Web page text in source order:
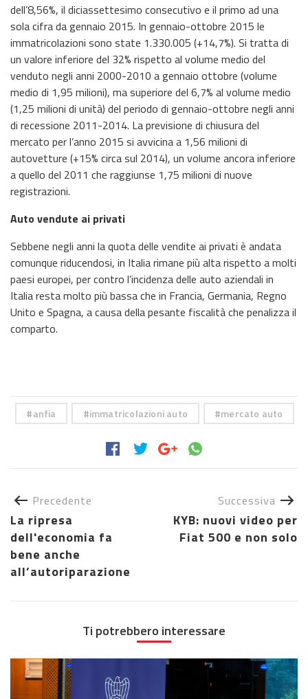
dell’8,56%, il diciassettesimo consecutivo e il primo ad una
sola cifra da gennaio 2015. In gennaio-ottobre 2015 le
immatricolazioni sono state 1.330.005 (+14,7%). Si tratta di
un valore inferiore del 32% rispetto al volume medio del
venduto negli anni 2000-2010 a gennaio ottobre (volume
medio di 1,95 milioni), ma superiore del 6,7% al volume medio
(1,25 milioni di unità) del periodo di gennaio-ottobre negli anni
di recessione 2011-2014. La previsione di chiusura del
mercato per l’anno 2015 si avvicina a 1,56 milioni di
autovetture (+15% circa sul 2014), un volume ancora inferiore
a quello del 2011 che raggiunse 1,75 milioni di nuove
registrazioni.
Auto vendute ai privati
Sebbene negli anni la quota delle vendite ai privati è andata
comunque riducendosi, in Italia rimane più alta rispetto a molti
paesi europei, per contro l’incidenza delle auto aziendali in
Italia resta molto più bassa che in Francia, Germania, Regno
Unito e Spagna, a causa della pesante fiscalità che penalizza il
comparto.
anfia immatricolazioni auto mercato auto
Precedente
La ripresa
dell'economia fa
bene anche
all’autoriparazione
Successiva
KYB: nuovi video per
Fiat 500 e non solo
Ti potrebbero interessare